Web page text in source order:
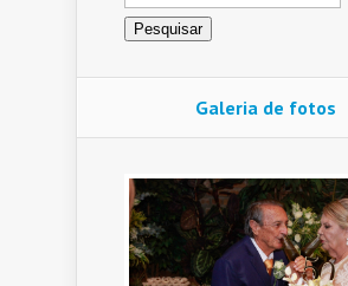
Galeria de fotos